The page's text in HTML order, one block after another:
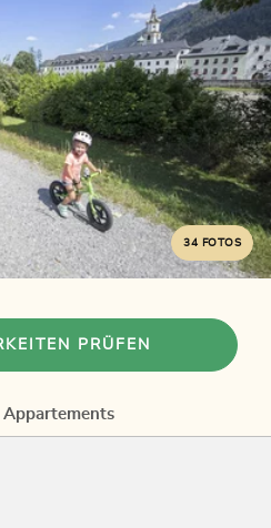
34 FOTOS
PRÜFEN
Appartements